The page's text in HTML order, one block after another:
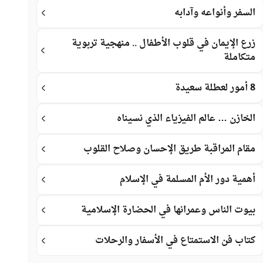
السفر وأنواعه وآدابه
زرع الإيمان في قلوب الأطفال .. منهجية تربوية
متكاملة
8 أمور لعطلة سعيدة
الخازن … عالم الفيزياء الذي نسيناه
مقام المراقبة طريق الإحسان وصلاح القلوب
أهمية دور الأم المسلمة في الإسلام
بيوت الناس وعمرانها في الحضارة الإسلامية
كتاب فن الاستمتاع في الأسفار والرحلات